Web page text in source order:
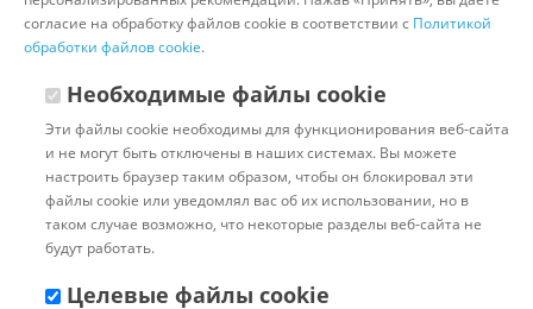
Другие товары Zarrumi
согласие на обработку файлов cookie в соответствии с Политикой
обработки файлов cookie.
Необходимые файлы cookie
Эти файлы cookie необходимы для функционирования веб-сайта
и не могут быть отключены в наших системах. Вы можете
настроить браузер таким образом, чтобы он блокировал эти
файлы cookie или уведомлял вас об их использовании, но в
таком случае возможно, что некоторые разделы веб-сайта не
будут работать.
Целевые файлы cookie